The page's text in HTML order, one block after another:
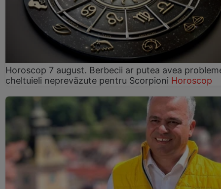
Horoscop 7 august. Berbecii ar putea avea
cheltuieli neprevăzute pentru Scorpioni Horoscop